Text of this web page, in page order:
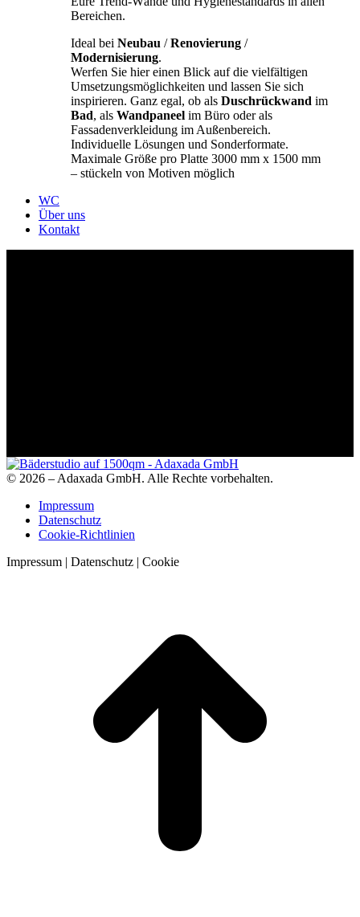
Bereichen.
Ideal bei Neubau /Renovierung /
Modernisierung.
Werfen Sie hier einen Blick auf die vielfältigen
Umsetzungsmöglichkeiten und lassen Sie sich
inspirieren. Ganz egal, ob als Duschrückwand im
Bad, als Wandpaneel im Büro oder als
Fassadenverkleidung im Außenbereich.
Individuelle Lösungen und Sonderformate.
Maximale Größe pro Platte 3000 mm x 1500 mm
– stückeln von Motiven möglich
WC
Über uns
Kontakt
© 2026 – Adaxada GmbH. Alle Rechte vorbehalten.
Impressum
Datenschutz
Cookie-Richtlinien
Impressum | Datenschutz | Cookie